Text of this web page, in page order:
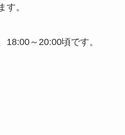
す。
18:00～20:00頃です。